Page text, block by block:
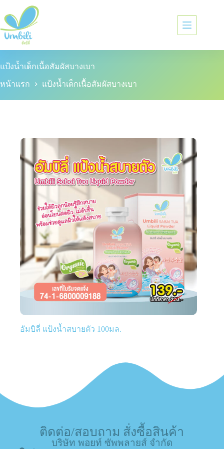
แป้งน้ำเด็กเนื้อสัมผัสบางเบา
หน้าแรก แป้งน้ำเด็กเนื้อสัมผัสบางเบา
อัมบิลี่ แป้งน้ำสบายตัว 100มล.
ติดต่อ/สอบถาม สั่งซื้อสินค้า
บริษัท พอยท์ ซัพพลายส์ จำกัด